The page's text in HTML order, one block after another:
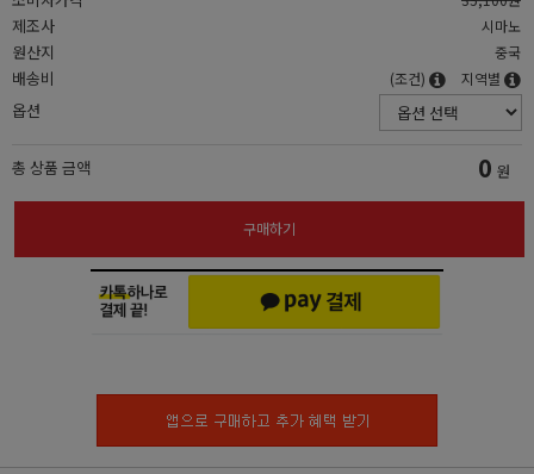
제조사 시마노
원산지 중국
배송비 (조건) 지역별
옵션
총 상품 금액 0 원
구매하기